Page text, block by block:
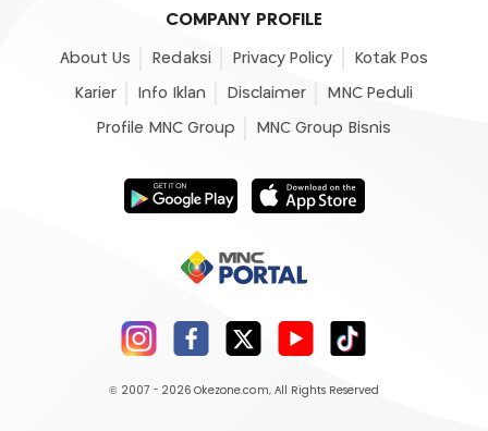
COMPANY PROFILE
About Us Redaksi Privacy Policy Kotak Pos
Karier Info Iklan Disclaimer MNC Peduli
Profile MNC Group MNC Group Bisnis
© 2007 - 2026 Okezone.com, All Rights Reserved